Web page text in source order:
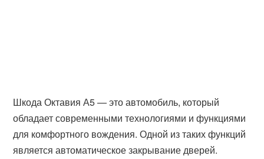
Шкода Октавия А5 — это автомобиль, который
обладает современными технологиями и функциями
для комфортного вождения. Одной из таких функций
является автоматическое закрывание дверей.